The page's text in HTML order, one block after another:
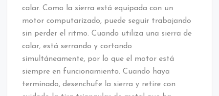
calar. Como la sierra está equipada con un
motor computarizado, puede seguir trabajando
sin perder el ritmo. Cuando utiliza una sierra de
calar, está serrando y cortando
simultáneamente, por lo que el motor está
siempre en funcionamiento. Cuando haya
terminado, desenchufe la sierra y retire con